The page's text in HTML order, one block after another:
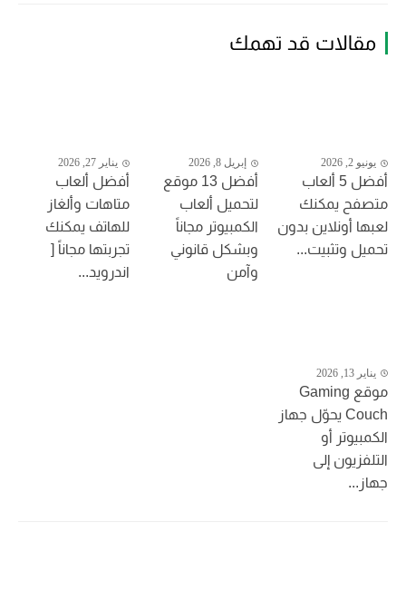
مقالات قد تهمك
يونيو 2, 2026
أفضل 5 ألعاب
متصفح يمكنك
لعبها أونلاين بدون
تحميل وتثبيت...
إبريل 8, 2026
أفضل 13 موقع
لتحميل ألعاب
الكمبيوتر مجاناً
وبشكل قانوني
وآمن
يناير 27, 2026
أفضل ألعاب
متاهات وألغاز
للهاتف يمكنك
تجربتها مجاناً [
اندرويد...
يناير 13, 2026
موقع Gaming
Couch يحوّل جهاز
الكمبيوتر أو
التلفزيون إلى
جهاز...